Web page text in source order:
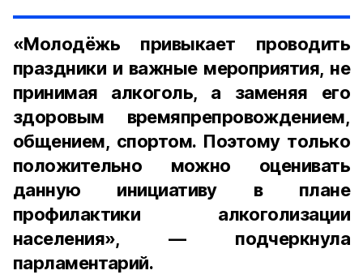
«Молодёжь привыкает проводить
праздники и важные мероприятия, не
принимая алкоголь, а заменяя его
здоровым времяпрепровождением,
общением, спортом. Поэтому только
положительно можно оценивать
данную инициативу в плане
профилактики алкоголизации
населения», — подчеркнула
парламентарий.